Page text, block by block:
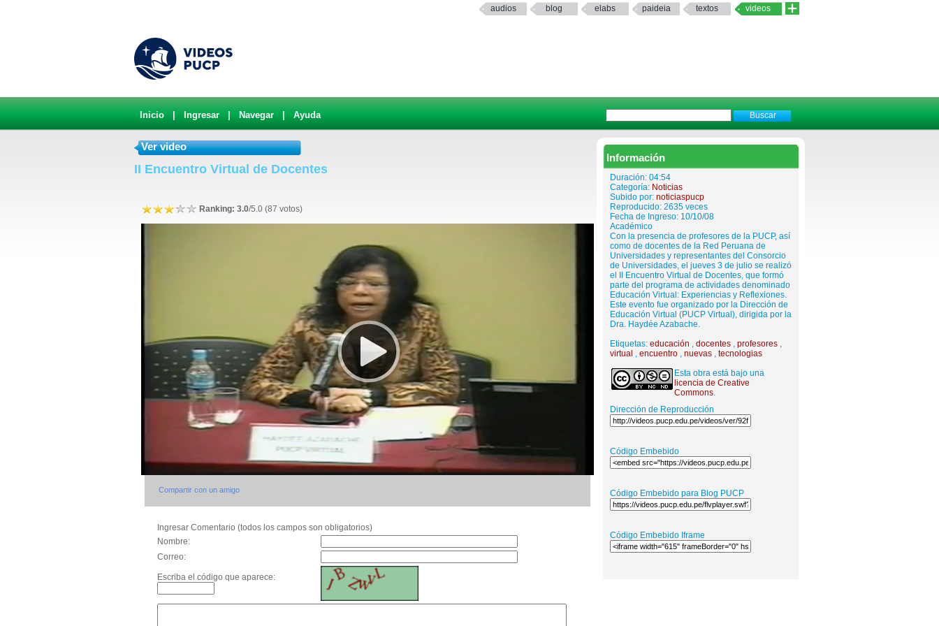
audios blog elabs paideia textos videos
Inicio Ingresar Navegar Ayuda
Información
Duración: 04:54
Categoría: Noticias
Subido por: noticiaspucp
Reproducido: 2635 veces
Fecha de Ingreso: 10/10/08
Académico
Con la presencia de profesores de la PUCP, así
como de docentes de la Red Peruana de
Universidades y representantes del Consorcio
de Universidades, el jueves 3 de julio se realizó
el II Encuentro Virtual de Docentes, que formó
parte del programa de actividades denominado
Educación Virtual: Experiencias y Reflexiones.
Este evento fue organizado por la Dirección de
Educación Virtual (PUCP Virtual), dirigida por la
Dra. Haydée Azabache.
Etiquetas: educación , docentes , profesores ,
virtual , encuentro , nuevas , tecnologias
Esta obra está bajo una
licencia de Creative
Commons.
Dirección de Reproducción
Código Embebido
Código Embebido para Blog PUCP
Código Embebido Iframe
Ver video
II Encuentro Virtual de Docentes
Ranking: 3.0/5.0 (87 votos)
Compartir con un amigo
Ingresar Comentario (todos los campos son obligatorios)
Nombre:
Correo:
Escriba el código que aparece: